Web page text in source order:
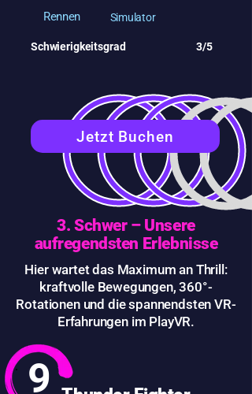
Rennen Simulator
Schwierigkeitsgrad 3/5
Jetzt Buchen
3. Schwer – Unsere
aufregendsten Erlebnisse
Hier wartet das Maximum an Thrill:
kraftvolle Bewegungen, 360°-
Rotationen und die spannendsten VR-
Erfahrungen im PlayVR.
9